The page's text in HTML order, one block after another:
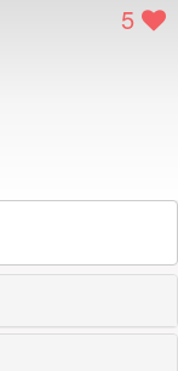
5